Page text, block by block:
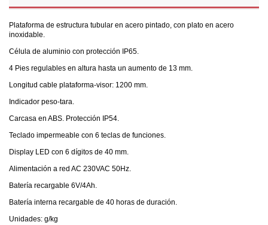
Plataforma de estructura tubular en acero pintado, con plato en acero
inoxidable.
Célula de aluminio con protección IP65.
4 Pies regulables en altura hasta un aumento de 13 mm.
Longitud cable plataforma-visor: 1200 mm.
Indicador peso-tara.
Carcasa en ABS. Protección IP54.
Teclado impermeable con 6 teclas de funciones.
Display LED con 6 dígitos de 40 mm.
Alimentación a red AC 230VAC 50Hz.
Batería recargable 6V/4Ah.
Batería interna recargable de 40 horas de duración.
Unidades: g/kg